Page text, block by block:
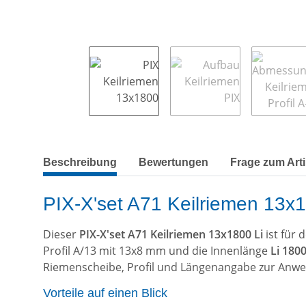
weitere Registerkarten anzeigen
Beschreibung Bewertungen Frage zum
PIX-X'set A71 Keilriemen
Dieser PIX-X'set A71 Keilriemen 13x1800 Li ist für
Profil A/13 mit 13x8 mm und die Innenlänge Li
Riemenscheibe, Profil und Längenangabe zur
Vorteile auf einen Blick